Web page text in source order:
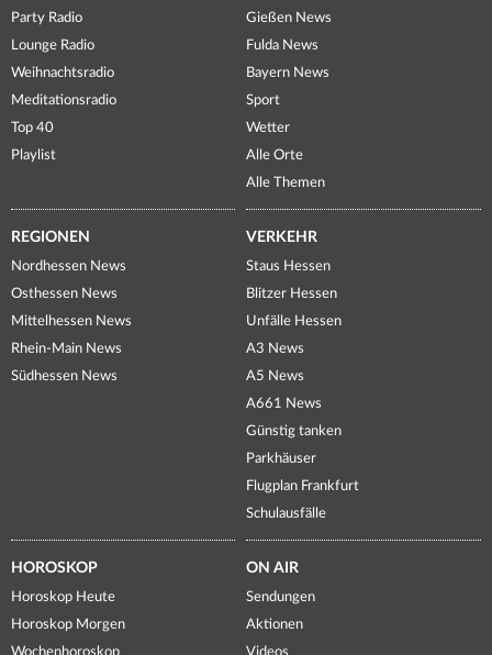
Party Radio
Lounge Radio
Weihnachtsradio
Meditationsradio
Top 40
Playlist
Gießen News
Fulda News
Bayern News
Sport
Wetter
Alle Orte
Alle Themen
REGIONEN
Nordhessen News
Osthessen News
Mittelhessen News
Rhein-Main News
Südhessen News
VERKEHR
Staus Hessen
Blitzer Hessen
Unfälle Hessen
A3 News
A5 News
A661 News
Günstig tanken
Parkhäuser
Flugplan Frankfurt
Schulausfälle
HOROSKOP
Horoskop Heute
Horoskop Morgen
ON AIR
Sendungen
Aktionen